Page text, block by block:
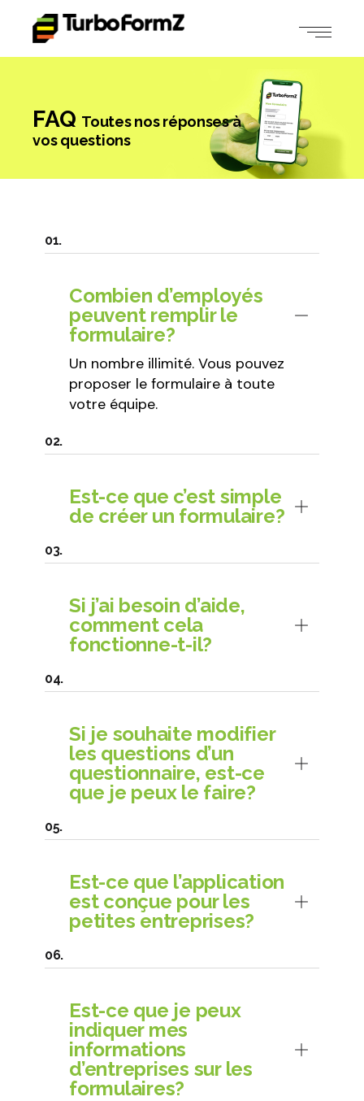
FAQ Toutes nos réponses à
vos questions
Combien d’employés
peuvent remplir le
formulaire?
Un nombre illimité. Vous pouvez
proposer le formulaire à toute
votre équipe.
Est-ce que c’est simple
de créer un formulaire?
Si j’ai besoin d’aide,
comment cela
fonctionne-t-il?
Si je souhaite modifier
les questions d’un
questionnaire, est-ce
que je peux le faire?
Est-ce que l’application
est conçue pour les
petites entreprises?
Est-ce que je peux
indiquer mes
informations
d’entreprises sur les
formulaires?